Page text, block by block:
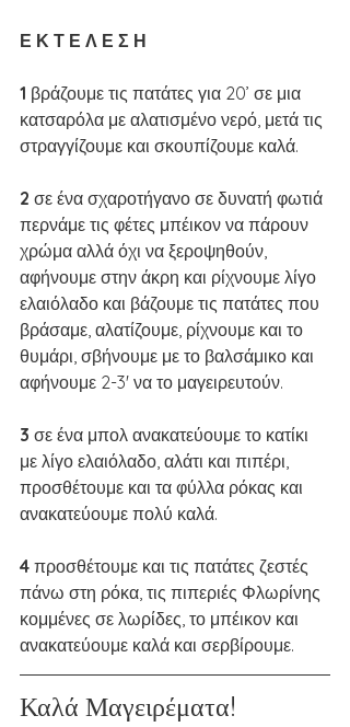
Ε Κ Τ Ε Λ Ε Σ Η
1 βράζουμε τις πατάτες για 20’ σε μια
κατσαρόλα με αλατισμένο νερό, μετά τις
στραγγίζουμε και σκουπίζουμε καλά.
2 σε ένα σχαροτήγανο σε δυνατή φωτιά
περνάμε τις φέτες μπέικον να πάρουν
χρώμα αλλά όχι να ξεροψηθούν,
αφήνουμε στην άκρη και ρίχνουμε λίγο
ελαιόλαδο και βάζουμε τις πατάτες που
βράσαμε, αλατίζουμε, ρίχνουμε και το
θυμάρι, σβήνουμε με το βαλσάμικο και
αφήνουμε 2-3' να το μαγειρευτούν.
3 σε ένα μπολ ανακατεύουμε το κατίκι
με λίγο ελαιόλαδο, αλάτι και πιπέρι,
προσθέτουμε και τα φύλλα ρόκας και
ανακατεύουμε πολύ καλά.
4 προσθέτουμε και τις πατάτες ζεστές
πάνω στη ρόκα, τις πιπεριές Φλωρίνης
κομμένες σε λωρίδες, το μπέικον και
ανακατεύουμε καλά και σερβίρουμε.
Καλά Μαγειρέματα!